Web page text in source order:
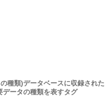
種類)データベースに収録された
データの種類を表すタグ